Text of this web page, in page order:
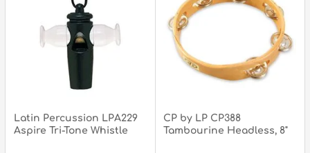
Latin Percussion LPA229
Aspire Tri-Tone Whistle
CP by LP CP388
Tambourine Headless, 8"